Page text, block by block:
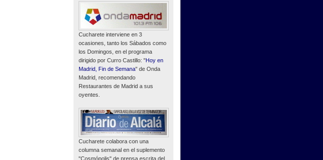
Cucharete interviene en 3
ocasiones, tanto los Sábados como
los Domingos, en el programa
dirigido por Curro Castillo: "Hoy en
Madrid, Fin de Semana" de Onda
Madrid, recomendando
Restaurantes de Madrid a sus
oyentes.
Cucharete colabora con una
columna semanal en el suplemento
"Cosmópolis" de prensa escrita del